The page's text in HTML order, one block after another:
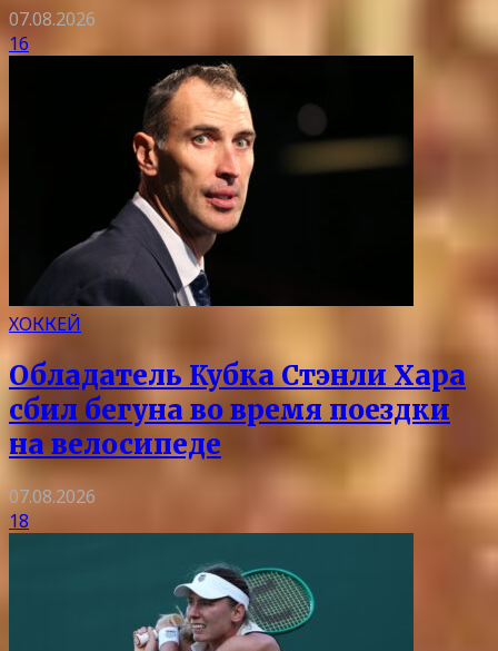
07.08.2026
16
ХОККЕЙ
Обладатель Кубка Стэнли Хара
сбил бегуна во время поездки
на велосипеде
07.08.2026
18